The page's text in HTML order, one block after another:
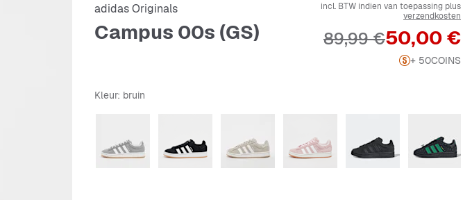
adidas Originals
Campus 00s (GS)
incl. BTW indien van toepassing plus
verzendkosten
Prijs
50,00 €
Originele Prijs
89,99 €
+ 50COINS
Kleur: bruin